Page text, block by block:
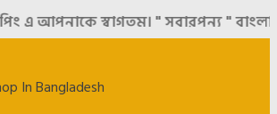
আপনাকে স্বাগতম। " সবারপন্য "
In Bangladesh